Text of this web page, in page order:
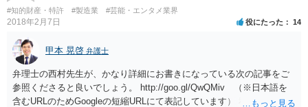
いずれにせよ具体的事情が分からないと確定的な回答は難しいと思わ
れますので、弁護士に直接相談されることをお勧めします。
#知的財産・特許 #製造業 #芸能・エンタメ業界
2018年2月7日 役にたった 14
甲本 晃啓 弁護士
弁理士の西村先生が、かなり詳細にお書きになっている次の記事をご
参照くださると良いでしょう。 http://goo.gl/QwQMiv （※日本語を
含むURLのためGoogleの短縮URLにて表記しています） 私も同先生と